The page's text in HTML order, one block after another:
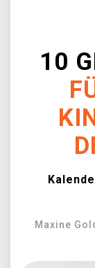
VERSAND
XZONE CLUB
10
Maxine